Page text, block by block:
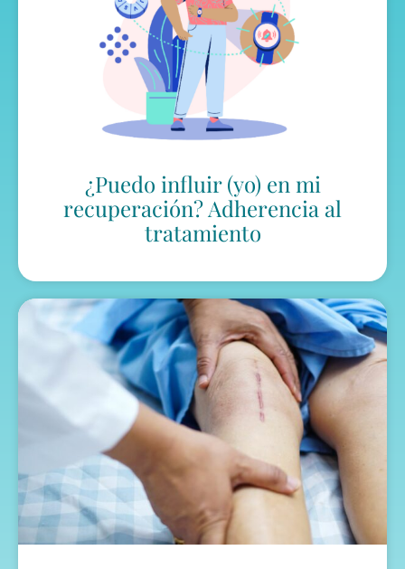
¿Puedo influir (yo) en mi
recuperación? Adherencia al
tratamiento